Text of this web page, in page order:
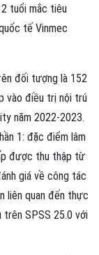
tuổi mắc tiêu
tế Vinmec
đối tượng là 152
vào điều trị nội trú
năm 2022-2023.
1: đặc điểm lâm
được thu thập từ
giá về công tác
liên quan đến thực
trên SPSS 25.0 với